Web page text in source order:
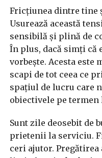
Fricțiunea dintre tine
Usurează această
sensibilă și plină de
În plus, dacă simți
vorbește. Acesta este
scapi de tot ceea ce
spațiul de lucru care
obiectivele pe termen
Sunt zile deosebit de
prietenii la serviciu.
ceri ajutor. Pregătirea